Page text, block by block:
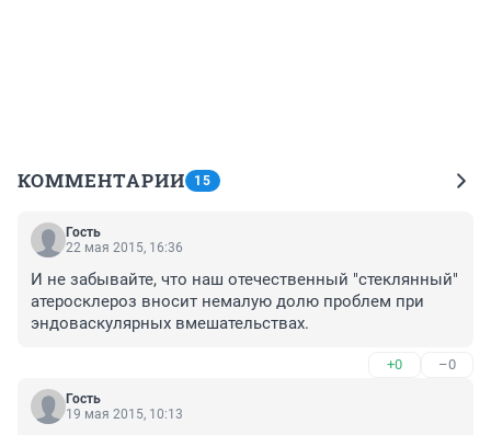
КОММЕНТАРИИ 15
Гость
22 мая 2015, 16:36
И не забывайте, что наш отечественный "стеклянный"
атеросклероз вносит немалую долю проблем при
эндоваскулярных вмешательствах.
+0 –0
Гость
19 мая 2015, 10:13